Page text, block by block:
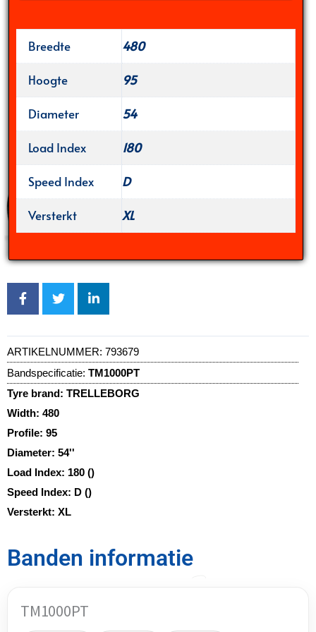
Breedte
480
Hoogte
95
Diameter
54
Load Index
180
Speed Index
D
Versterkt
XL
ARTIKELNUMMER: 793679
Bandspecificatie: TM1000PT
Tyre brand: TRELLEBORG
Width: 480
Profile: 95
Diameter: 54''
Load Index: 180 ()
Speed Index: D ()
Versterkt: XL
Banden informatie
TM1000PT